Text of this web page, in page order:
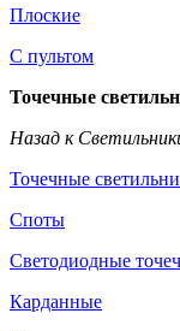
Плоские
С пультом
Точечные
Назад к
Точечные
Споты
Светодиодные
Карданные